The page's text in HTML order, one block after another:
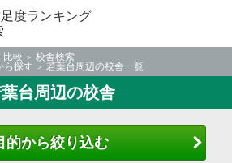
度ランキング
比較
校舎検索
ら探す
若葉台周辺の校舎一覧
台周辺の校舎
的から絞り込む